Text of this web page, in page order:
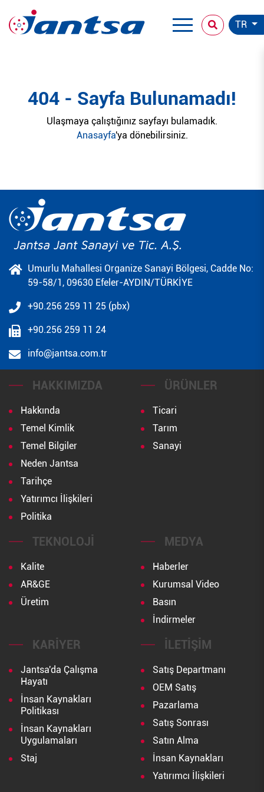
TR
404 - Sayfa Bulunamadı!
Ulaşmaya çalıştığınız sayfayı bulamadık.
Anasayfa'ya dönebilirsiniz.
Umurlu Mahallesi Organize Sanayi Bölgesi, Cadde No:
59-58/1, 09630 Efeler-AYDIN/TÜRKİYE
+90.256 259 11 25 (pbx)
+90.256 259 11 24
info@jantsa.com.tr
HAKKIMIZDA
Hakkında
Temel Kimlik
Temel Bilgiler
Neden Jantsa
Tarihçe
Yatırımcı İlişkileri
Politika
ÜRÜNLER
Ticari
Tarım
Sanayi
TEKNOLOJI
Kalite
AR&GE
Üretim
MEDYA
Haberler
Kurumsal Video
Basın
İndirmeler
KARIYER
Jantsa'da Çalışma
Hayatı
İnsan Kaynakları
Politikası
İnsan Kaynakları
Uygulamaları
Staj
İLETIŞIM
Satış Departmanı
OEM Satış
Pazarlama
Satış Sonrası
Satın Alma
İnsan Kaynakları
Yatırımcı İlişkileri